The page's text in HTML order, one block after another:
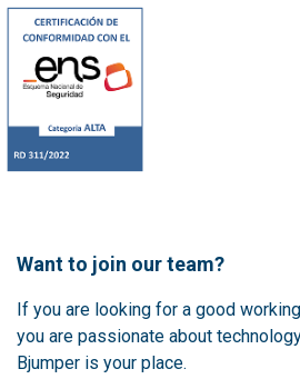
Want to join our team?
If you are looking for a good
you are passionate about
Bjumper is your place.